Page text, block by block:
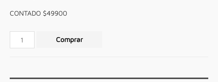
CONTADO $49900
Comprar